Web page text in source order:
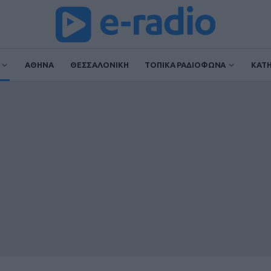
ΑΘΗΝΑ ΘΕΣΣΑΛΟΝΙΚΗ ΤΟΠΙΚΑ ΡΑΔΙΟΦΩΝΑ